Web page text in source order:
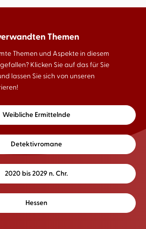
Themen
Themen und Aspekte in diesem
Klicken Sie auf das für Sie
lassen Sie sich von unseren
Weibliche Ermittelnde
Detektivromane
2020 bis 2029 n. Chr.
Hessen